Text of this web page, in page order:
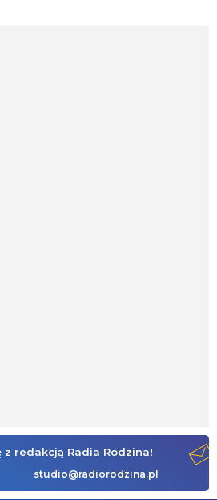
z redakcją Radia Rodzina!
studio@radiorodzina.pl